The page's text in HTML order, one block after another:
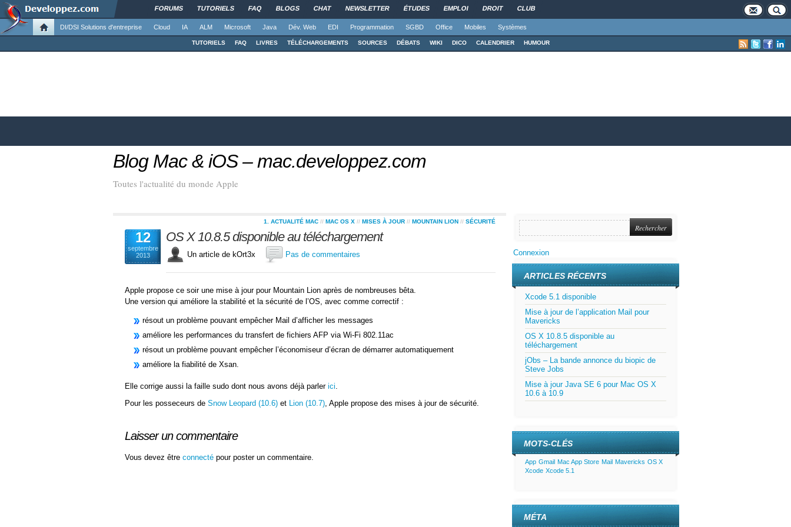
FORUMS TUTORIELS FAQ BLOGS CHAT NEWSLETTER ÉTUDES EMPLOI DROIT CLUB
DI/DSI Solutions d'entreprise Cloud IA ALM Microsoft Java Dév. Web EDI Programmation SGBD Office Mobiles Systèmes
TUTORIELS FAQ LIVRES TÉLÉCHARGEMENTS SOURCES DÉBATS WIKI DICO CALENDRIER HUMOUR
Blog Mac & iOS – mac.developpez.com
Toutes l'actualité du monde Apple
12
septembre
2013
1. ACTUALITÉ MAC // MAC OS X // MISES À JOUR // MOUNTAIN LION // SÉCURITÉ
OS X 10.8.5 disponible au téléchargement
Un article de kOrt3x Pas de commentaires
Apple propose ce soir une mise à jour pour Mountain Lion après de nombreuses bêta.
Une version qui améliore la stabilité et la sécurité de l’OS, avec comme correctif :
résout un problème pouvant empêcher Mail d’afficher les messages
améliore les performances du transfert de fichiers AFP via Wi-Fi 802.11ac
résout un problème pouvant empêcher l’économiseur d’écran de démarrer automatiquement
améliore la fiabilité de Xsan.
Elle corrige aussi la faille sudo dont nous avons déjà parler ici.
Pour les posseceurs de Snow Leopard (10.6) et Lion (10.7), Apple propose des mises à jour de sécurité.
Laisser un commentaire
Vous devez être connecté pour poster un commentaire.
Connexion
ARTICLES RÉCENTS
Xcode 5.1 disponible
Mise à jour de l’application Mail pour
Mavericks
OS X 10.8.5 disponible au
téléchargement
jObs – La bande annonce du biopic de
Steve Jobs
Mise à jour Java SE 6 pour Mac OS X
10.6 à 10.9
MOTS-CLÉS
App Gmail Mac App Store Mail Mavericks OS X
Xcode Xcode 5.1
MÉTA